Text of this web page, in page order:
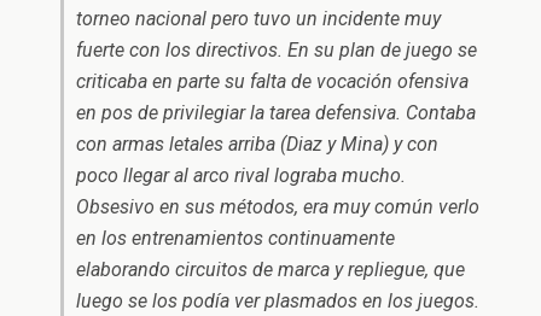
torneo nacional pero tuvo un incidente muy
fuerte con los directivos. En su plan de juego se
criticaba en parte su falta de vocación ofensiva
en pos de privilegiar la tarea defensiva. Contaba
con armas letales arriba (Diaz y Mina) y con
poco llegar al arco rival lograba mucho.
Obsesivo en sus métodos, era muy común verlo
en los entrenamientos continuamente
elaborando circuitos de marca y repliegue, que
luego se los podía ver plasmados en los juegos.